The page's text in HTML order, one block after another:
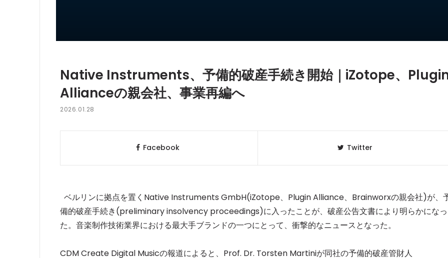
Native Instruments、予備的破産手続き開始｜iZotope、
Allianceの親会社、事業再編へ
2026.01.28
Facebook Twitter
ベルリンに拠点を置くNative Instruments GmbH(iZotope、Plugin Alliance、Brainworxの親会社)が、
備的破産手続き(preliminary insolvency proceedings)に入ったことが、破産公告文書により明らかになっ
た。音楽制作技術業界における最大手ブランドの一つにとって、衝撃的なニュースとなった。
CDM Create Digital Musicの報道によると、Prof. Dr. Torsten Martiniが同社の予備的破産管財人
1